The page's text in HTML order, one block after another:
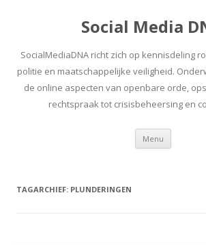
Social Media
SocialMediaDNA richt zich op kennisdeling
politie en maatschappelijke veiligheid.
de online aspecten van openbare orde,
rechtspraak tot crisisbeheersing en
Menu Spring
inhoud
TAGARCHIEF: PLUNDERINGEN